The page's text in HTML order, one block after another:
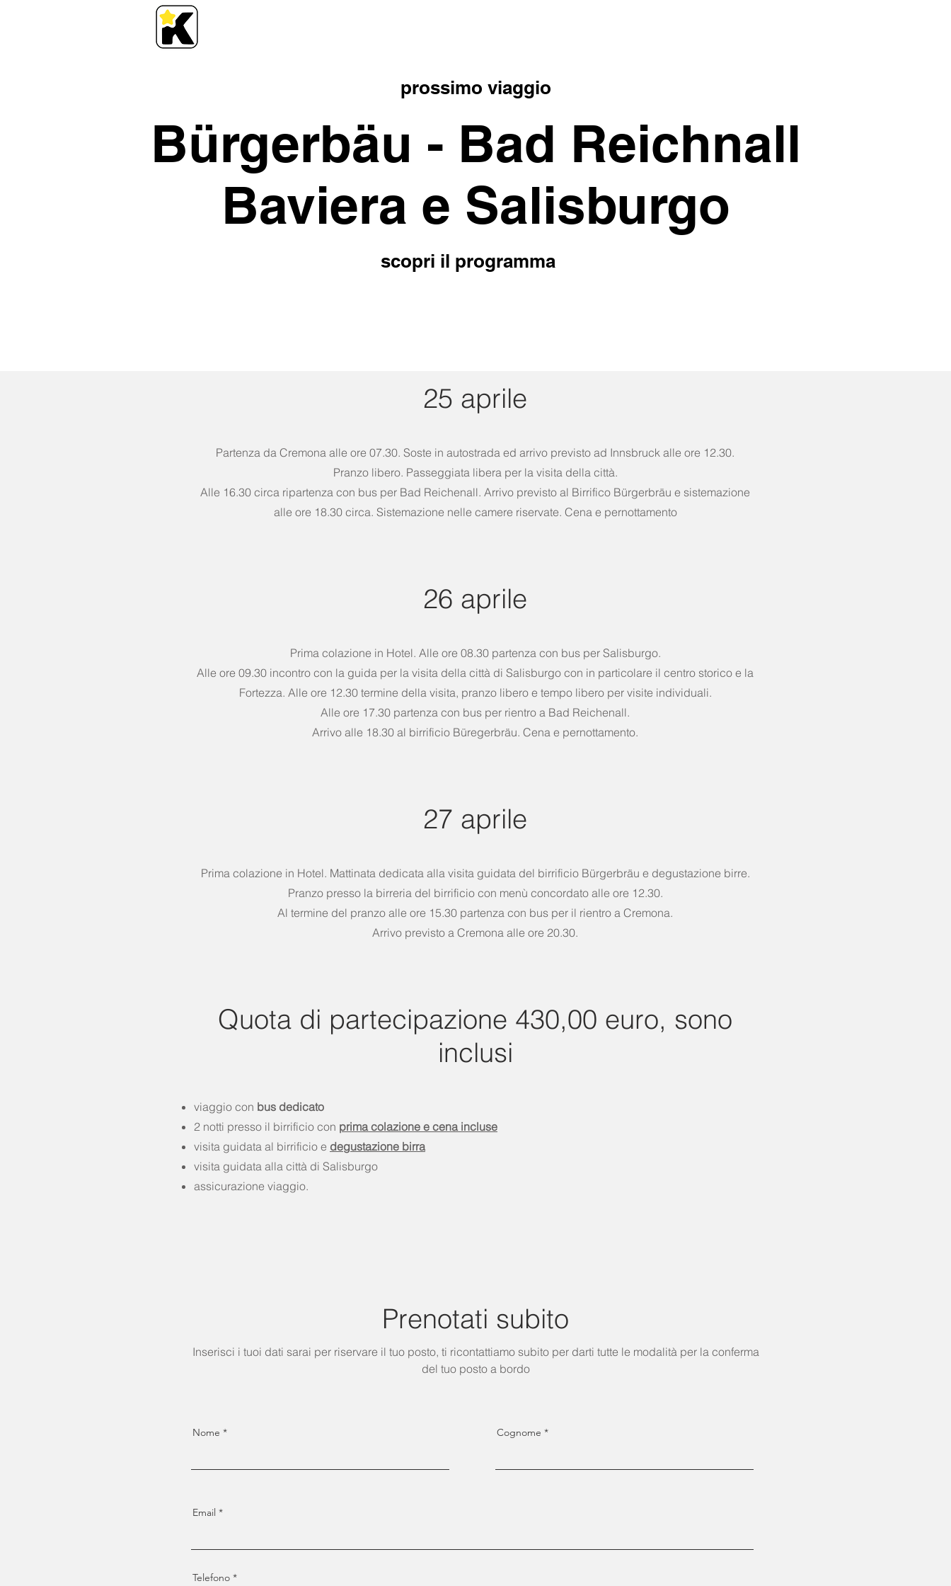
prossimo viaggio
Bürgerbäu - Bad Reichnall
Baviera e Salisburgo
scopri il programma
25 aprile
Partenza da Cremona alle ore 07.30. Soste in autostrada ed arrivo previsto ad Innsbruck alle ore 12.30.
Pranzo libero. Passeggiata libera per la visita della città.
Alle 16.30 circa ripartenza con bus per Bad Reichenall. Arrivo previsto al Birrifico Bürgerbräu e sistemazione
alle ore 18.30 circa. Sistemazione nelle camere riservate. Cena e pernottamento
26 aprile
Prima colazione in Hotel. Alle ore 08.30 partenza con bus per Salisburgo.
Alle ore 09.30 incontro con la guida per la visita della città di Salisburgo con in particolare il centro storico e la
Fortezza. Alle ore 12.30 termine della visita, pranzo libero e tempo libero per visite individuali.
Alle ore 17.30 partenza con bus per rientro a Bad Reichenall.
Arrivo alle 18.30 al birrificio Büregerbräu. Cena e pernottamento.
27 aprile
Prima colazione in Hotel. Mattinata dedicata alla visita guidata del birrificio Bürgerbräu e degustazione birre.
Pranzo presso la birreria del birrificio con menù concordato alle ore 12.30.
Al termine del pranzo alle ore 15.30 partenza con bus per il rientro a Cremona.
Arrivo previsto a Cremona alle ore 20.30.
Quota di partecipazione 430,00 euro, sono
inclusi
viaggio con bus dedicato
2 notti presso il birrificio con prima colazione e cena incluse
visita guidata al birrificio e degustazione birra
visita guidata alla città di Salisburgo
assicurazione viaggio.​
Prenotati subito
Inserisci i tuoi dati sarai per riservare il tuo posto, ti ricontattiamo subito per darti tutte le modalità per la conferma
del tuo posto a bordo
Nome Cognome
Email
Telefono